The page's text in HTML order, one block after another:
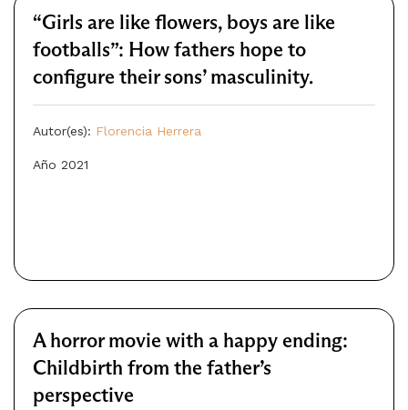
“Girls are like flowers, boys are like
footballs”: How fathers hope to
configure their sons’ masculinity.
Autor(es): Florencia Herrera
Año 2021
A horror movie with a happy ending:
Childbirth from the father’s
perspective